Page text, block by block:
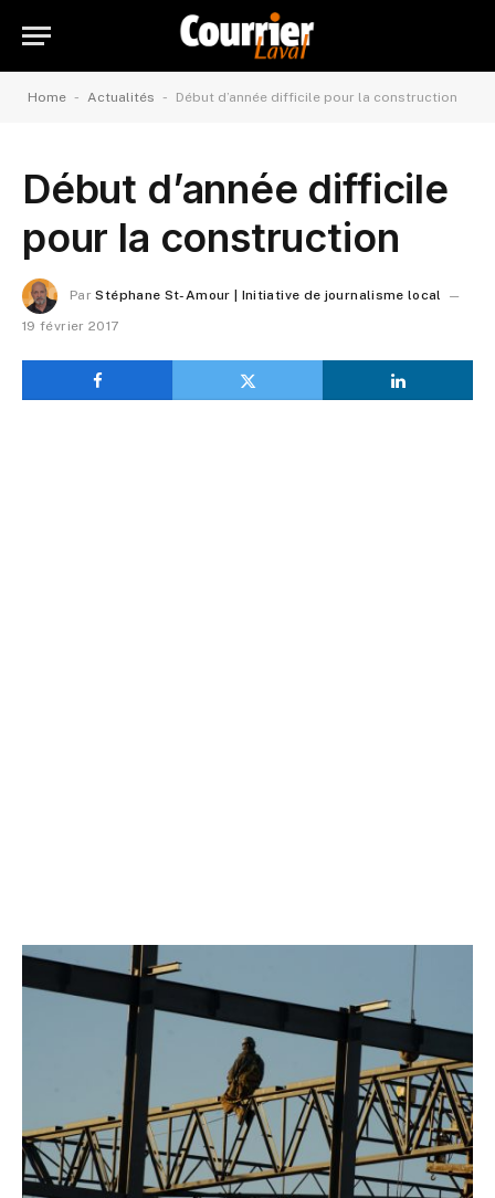
Home - Actualités - Début d’année difficile pour la construction
Début d’année difficile
pour la construction
Par Stéphane St-Amour | Initiative de journalisme local
19 février 2017